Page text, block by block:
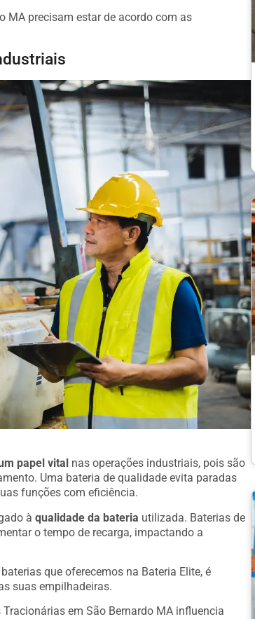
MA precisam estar de acordo com as
papel vital nas operações industriais, pois são
Uma bateria de qualidade evita paradas
funções com eficiência.
à qualidade da bateria utilizada. Baterias de
o tempo de recarga, impactando a
que oferecemos na Bateria Elite, é
suas empilhadeiras.
em São Bernardo MA influencia